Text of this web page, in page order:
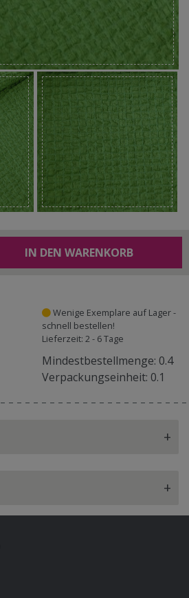
IN DEN WARENKORB
Wenige Exemplare auf Lager -
schnell bestellen!
Lieferzeit: 2 - 6 Tage
Mindestbestellmenge: 0.4
Verpackungseinheit: 0.1
+
+